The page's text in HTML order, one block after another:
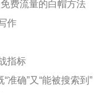
费流量的白帽方法
作
指标
准确”又“能被搜索到”